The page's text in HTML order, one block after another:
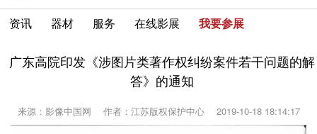
资讯 器材 服务 在线影展 我要参展
广东高院印发《涉图片类著作权纠纷案件若干问题的解
答》的通知
来源：影像中国网 作者：江苏版权保护中心 2019-10-18 18:14:17